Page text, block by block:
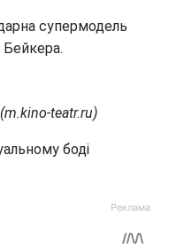
супермодель
teatr.ru)
боді